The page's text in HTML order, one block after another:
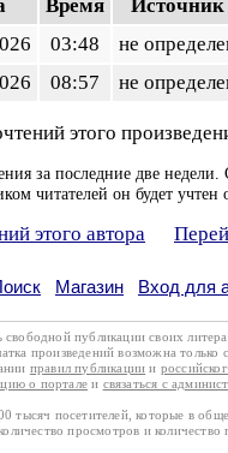
Время
Источник
03:48
не
08:57 не
этого
за последние две
читателей он будет
этого автора
Магазин Вход для
публикации своих
произведений возможна только
правил публикации и
о портале и связаться с
тысяч посетителей, которые в
просмотров и количество